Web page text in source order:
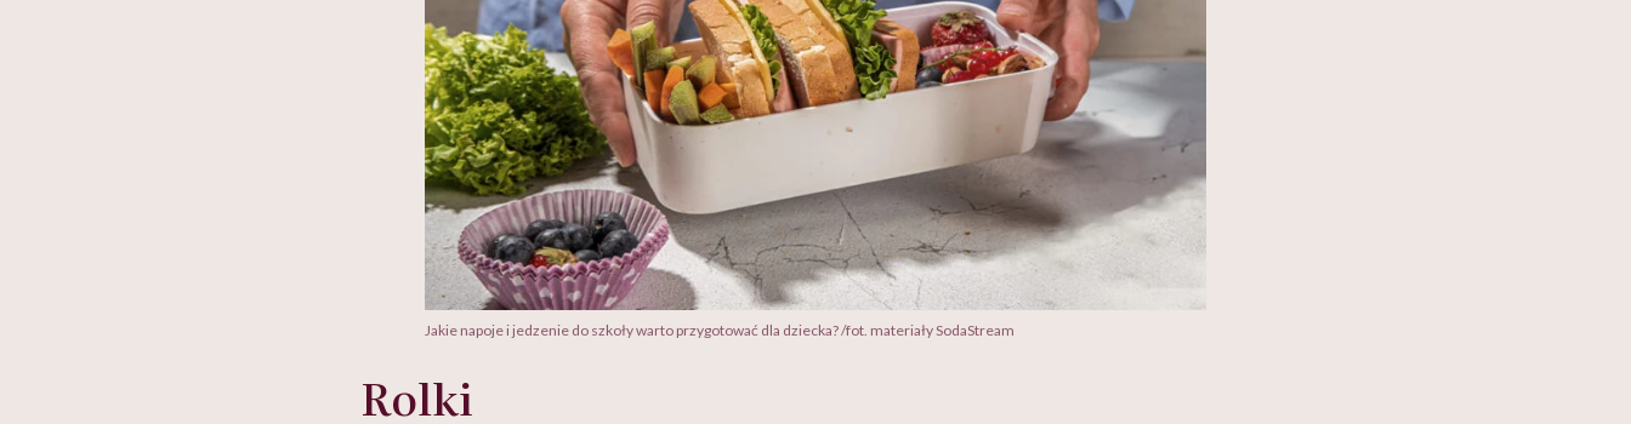
Jakie napoje i jedzenie do szkoły warto przygotować dla dziecka? /fot. materiały SodaStream
Rolki